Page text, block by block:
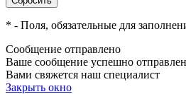
* - Поля, обязательные для
Сообщение отправлено
Ваше сообщение успешно
Вами свяжется наш специалист
Закрыть окно